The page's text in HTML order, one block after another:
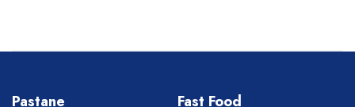
Pastane Fast Food